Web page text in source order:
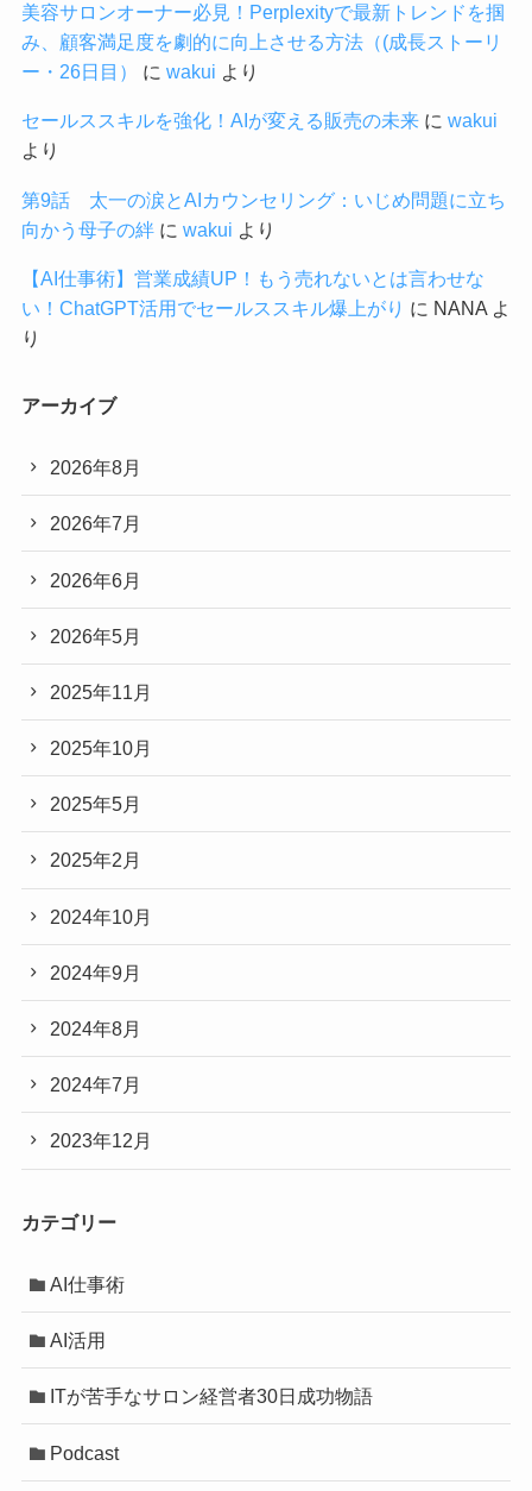
美容サロンオーナー必見！Perplexityで最新トレンドを掴
み、顧客満足度を劇的に向上させる方法（(成長ストーリ
ー・26日目）
に wakui より
セールススキルを強化！AIが変える販売の未来に wakui
より
第9話 太一の涙とAIカウンセリング：いじめ問題に立ち
向かう母子の絆に wakui より
【AI仕事術】営業成績UP！もう売れないとは言わせな
い！ChatGPT活用でセールススキル爆上がり に NANAよ
り
アーカイブ
2026年8月
2026年7月
2026年6月
2026年5月
2025年11月
2025年10月
2025年5月
2025年2月
2024年10月
2024年9月
2024年8月
2024年7月
2023年12月
カテゴリー
AI仕事術
AI活用
ITが苦手なサロン経営者30日成功物語
Podcast